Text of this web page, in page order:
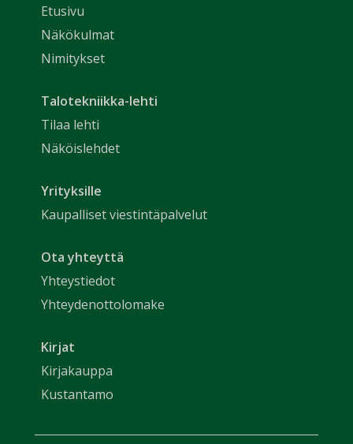
Etusivu
Näkökulmat
Nimitykset
Talotekniikka-lehti
Tilaa lehti
Näköislehdet
Yrityksille
Kaupalliset viestintäpalvelut
Ota yhteyttä
Yhteystiedot
Yhteydenottolomake
Kirjat
Kirjakauppa
Kustantamo